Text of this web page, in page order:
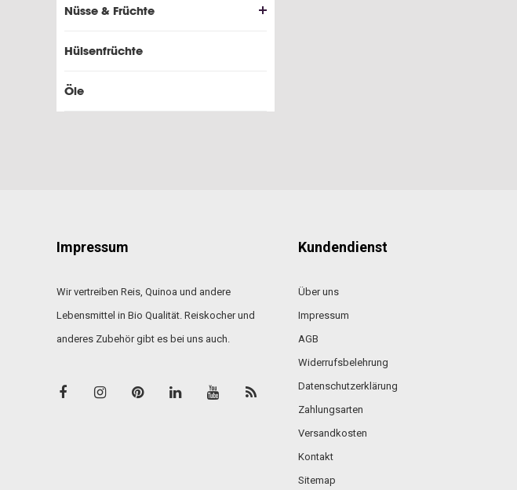
Nüsse & Früchte
Hülsenfrüchte
Öle
Impressum
Wir vertreiben Reis, Quinoa und andere
Lebensmittel in Bio Qualität. Reiskocher und
anderes Zubehör gibt es bei uns auch.
Kundendienst
Über uns
Impressum
AGB
Widerrufsbelehrung
Datenschutzerklärung
Zahlungsarten
Versandkosten
Kontakt
Sitemap